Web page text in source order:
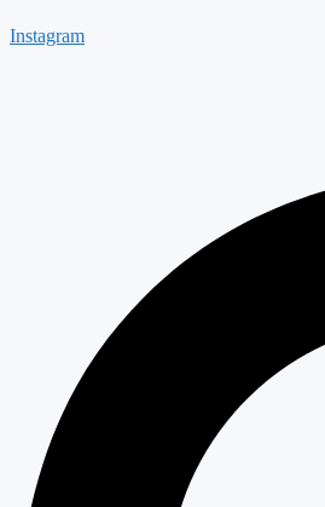
Instagram